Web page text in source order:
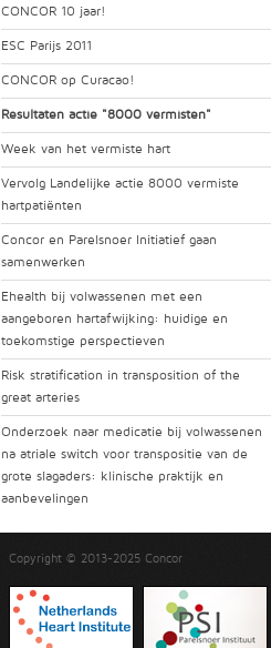
CONCOR 10 jaar!
ESC Parijs 2011
CONCOR op Curacao!
Resultaten actie "8000 vermisten"
Week van het vermiste hart
Vervolg Landelijke actie 8000 vermiste
hartpatiënten
Concor en Parelsnoer Initiatief gaan
samenwerken
Ehealth bij volwassenen met een
aangeboren hartafwijking: huidige en
toekomstige perspectieven
Risk stratification in transposition of the
great arteries
Onderzoek naar medicatie bij volwassenen
na atriale switch voor transpositie van de
grote slagaders: klinische praktijk en
aanbevelingen
Copyright © 2013-2025 Concor